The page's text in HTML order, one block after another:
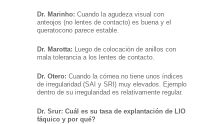
Dr. Marinho: Cuando la agudeza visual con
anteojos (no lentes de contacto) es buena y el
queratocono parece estable.
Dr. Marotta: Luego de colocación de anillos con
mala tolerancia a los lentes de contacto.
Dr. Otero: Cuando la córnea no tiene unos índices
de irregularidad (SAI y SRI) muy elevados. Ejemplo
dentro de su irregularidad es relativamente regular.
Dr. Srur: Cuál es su tasa de explantación de LIO
fáquico y por qué?